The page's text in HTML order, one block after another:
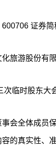
旅游股份有
次临时股东大
会全体成员
的真实性、